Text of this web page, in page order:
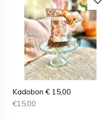
Kadobon € 15,00
€15,00